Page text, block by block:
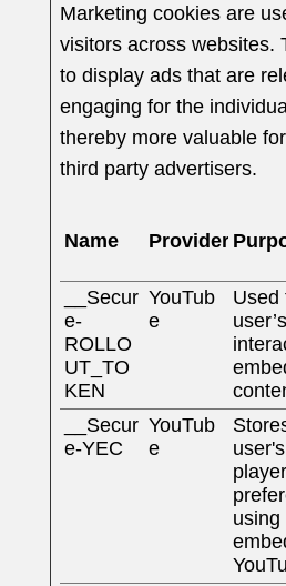
Marketing cookies are
visitors across websites.
to display ads that are
engaging for the
thereby more valuable
third party advertisers.
Name Provider
__Secur
e-
ROLLO
UT_TO
KEN
YouTub
e
Used
user’s
__Secur
e-YEC
YouTub
e
player
using